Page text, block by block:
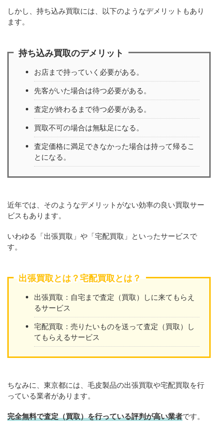
しかし、持ち込み買取には、以下のようなデメリットもあり
ます。
持ち込み買取のデメリット
お店まで持っていく必要がある。
先客がいた場合は待つ必要がある。
査定が終わるまで待つ必要がある。
買取不可の場合は無駄足になる。
査定価格に満足できなかった場合は持って帰るこ
とになる。
近年では、そのようなデメリットがない効率の良い買取サー
ビスもあります。
いわゆる「出張買取」や「宅配買取」といったサービスで
す。
出張買取とは？宅配買取とは？
出張買取：自宅まで査定（買取）しに来てもらえ
るサービス
宅配買取：売りたいものを送って査定（買取）し
てもらえるサービス
ちなみに、東京都には、毛皮製品の出張買取や宅配買取を行
っている業者があります。
完全無料で査定（買取）を行っている評判が高い業者です。